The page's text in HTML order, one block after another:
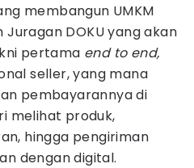
membangun UMKM
DOKU yang akan
pertama end to end,
seller, yang mana
pembayarannya di
melihat produk,
hingga pengiriman
dengan digital.